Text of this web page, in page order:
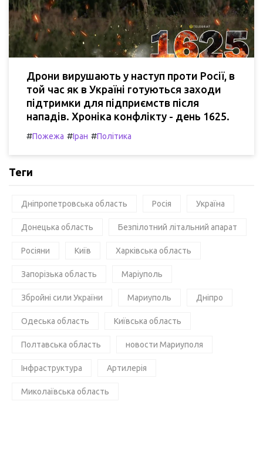
Дрони вирушають у наступ проти Росії, в
той час як в Україні готуються заходи
підтримки для підприємств після
нападів. Хроніка конфлікту - день 1625.
#Пожежа #Іран #Політика
Теги
Дніпропетровська область Росія Україна
Донецька область Безпілотний літальний апарат
Росіяни Київ Харківська область
Запорізька область Маріуполь
Збройні сили України Мариуполь Дніпро
Одеська область Київська область
Полтавська область новости Мариуполя
Інфраструктура Артилерія
Миколаївська область